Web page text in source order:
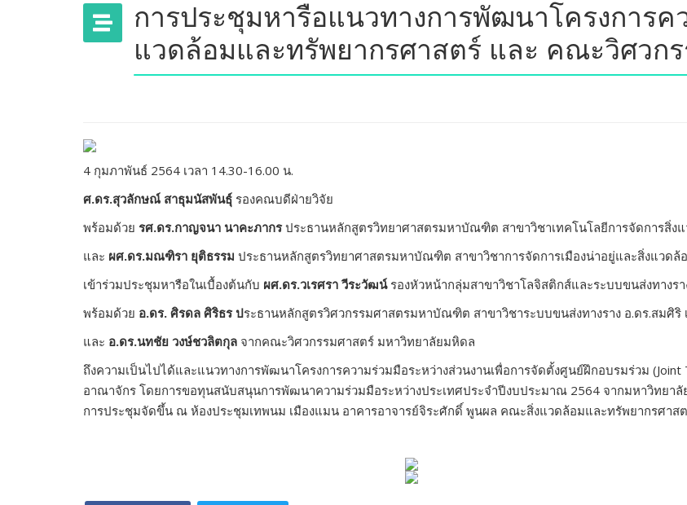
การประชุมหารือแนวทางการพัฒนาโครงการ
แวดล้อมและทรัพยากรศาสตร์ และ คณะวิศวก
4 กุมภาพันธ์ 2564 เวลา 14.30-16.00 น.
ศ.ดร.สุวลักษณ์ สาธุมนัสพันธุ์ รองคณบดีฝ่ายวิจัย
พร้อมด้วย รศ.ดร.กาญจนา นาคะภากรประธานหลักสูตรวิทยาศาสตรมหาบัณฑิต สาขาวิชาเทคโนโลยีการจัดการสิ่ง
และ ผศ.ดร.มณฑิรา ยุติธรรม ประธานหลักสูตรวิทยาศาสตรมหาบัณฑิต สาขาวิชาการจัดการเมืองน่าอยู่และสิ่งแวด
เข้าร่วมประชุมหารือในเบื้องต้นกับ ผศ.ดร.วเรศรา วีระวัฒน์ รองหัวหน้ากลุ่มสาขาวิชาโลจิสติกส์และระบบขนส่งทางรา
พร้อมด้วย อ.ดร. ศิรดล ศิริธร ประธานหลักสูตรวิศวกรรมศาสตรมหาบัณฑิต สาขาวิชาระบบขนส่งทางราง อ.ดร.สมศิริ
และ อ.ดร.นทชัย วงษ์ชวลิตกุล จากคณะวิศวกรรมศาสตร์ มหาวิทยาลัยมหิดล
ถึงความเป็นไปได้และแนวทางการพัฒนาโครงการความร่วมมือระหว่างส่วนงานเพื่อการจัดตั้งศูนย์ฝึกอบรมร่วม
อาณาจักร โดยการขอทุนสนับสนุนการพัฒนาความร่วมมือระหว่างประเทศประจำปีงบประมาณ 2564 จากมหาวิทยา
การประชุมจัดขึ้น ณ ห้องประชุมเทพนม เมืองแมน อาคารอาจารย์จิระศักดิ์ พูนผล คณะสิ่งแวดล้อมและทรัพยากรศาส